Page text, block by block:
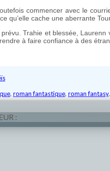
commencer avec le
qu’elle cache une aberrante
Trahie et blessée,
à faire confiance à des
, roman fantastique, roman fantasy
: